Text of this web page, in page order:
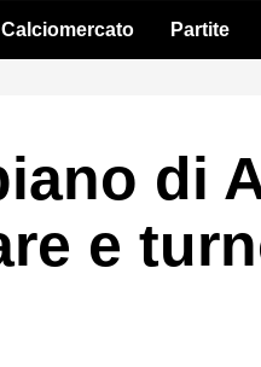
Calciomercato Partite
di
e